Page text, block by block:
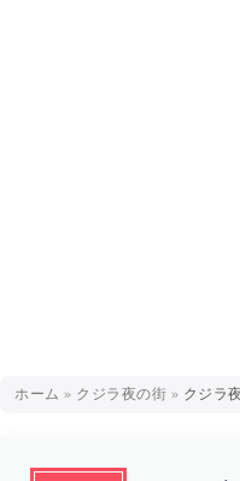
ホーム » クジラ夜の街 »